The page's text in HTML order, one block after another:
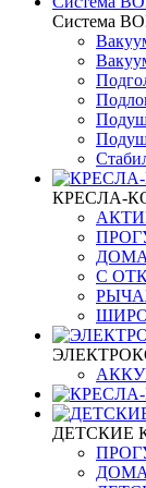
Система
КРЕСЛА-
С
ДЕТСКИЕ